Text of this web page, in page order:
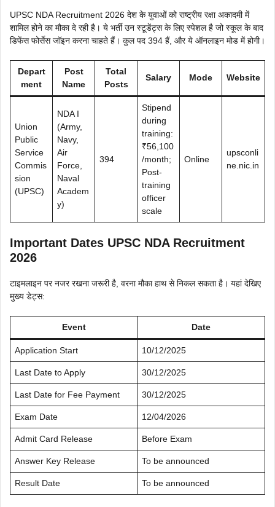
UPSC NDA Recruitment 2026 देश के युवाओं को राष्ट्रीय रक्षा अकादमी में
शामिल होने का मौका दे रही है। ये भर्ती उन स्टूडेंट्स के लिए स्पेशल है जो स्कूल के बाद
डिफेंस फोर्सेस जॉइन करना चाहते हैं। कुल पद 394 हैं, और ये ऑनलाइन मोड में होगी।
Depart
ment
Post
Name
Total
Posts
Salary Mode Website
Union
Public
Service
Commis
sion
(UPSC)
NDA I
(Army,
Navy,
Air
Force,
Naval
Academ
y)
394
Stipend
during
training:
₹56,100
/month;
Post-
training
officer
scale
Online
upsconli
ne.nic.in
Important Dates UPSC NDA Recruitment
2026
टाइमलाइन पर नजर रखना जरूरी है, वरना मौका हाथ से निकल सकता है। यहां देखिए
मुख्य डेट्स:
Event Date
Application Start 10/12/2025
Last Date to Apply 30/12/2025
Last Date for Fee Payment 30/12/2025
Exam Date 12/04/2026
Admit Card Release Before Exam
Answer Key Release To be announced
Result Date To be announced